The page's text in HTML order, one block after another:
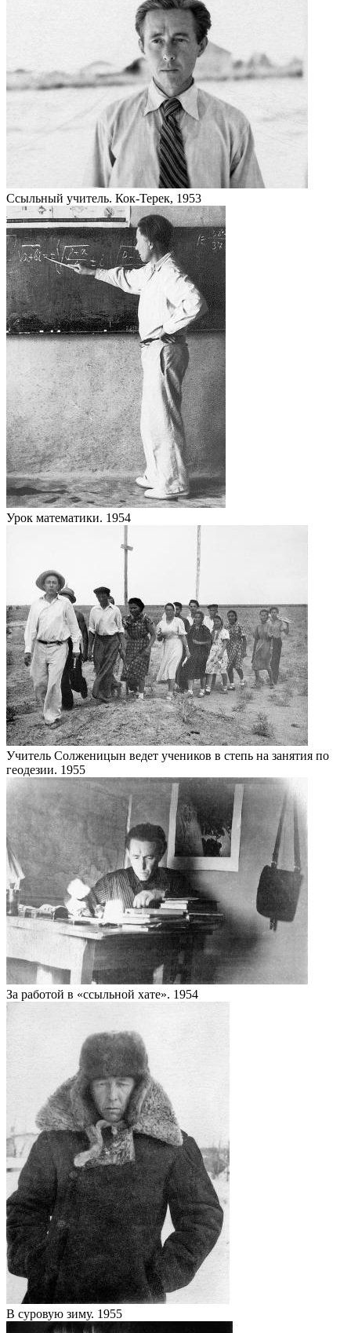
Ссыльный учитель. Кок-Терек, 1953
Урок математики. 1954
Учитель Солженицын ведет учеников в степь на занятия по
геодезии. 1955
За работой в «ссыльной хате». 1954
В суровую зиму. 1955